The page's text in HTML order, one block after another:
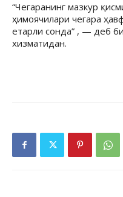
“Чегаранинг мазкур
ҳимоячилари чегара
етарли сонда” , — деб
хизматидан.